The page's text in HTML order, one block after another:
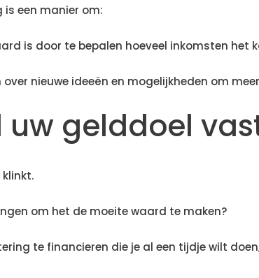
een manier om:
is door te bepalen hoeveel inkomsten het
nieuwe ideeën en mogelijkheden om
uw gelddoel
om het de moeite waard te maken?
te financieren die je al een tijdje wilt